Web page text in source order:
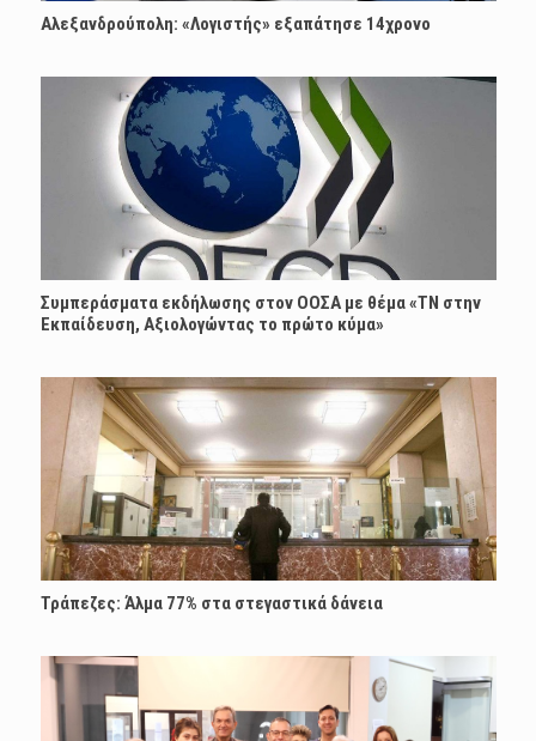
Αλεξανδρούπολη: «Λογιστής» εξαπάτησε 14χρονο
Συμπεράσματα εκδήλωσης στον ΟΟΣΑ με θέμα «ΤΝ στην
Εκπαίδευση, Αξιολογώντας το πρώτο κύμα»
Τράπεζες: Άλμα 77% στα στεγαστικά δάνεια